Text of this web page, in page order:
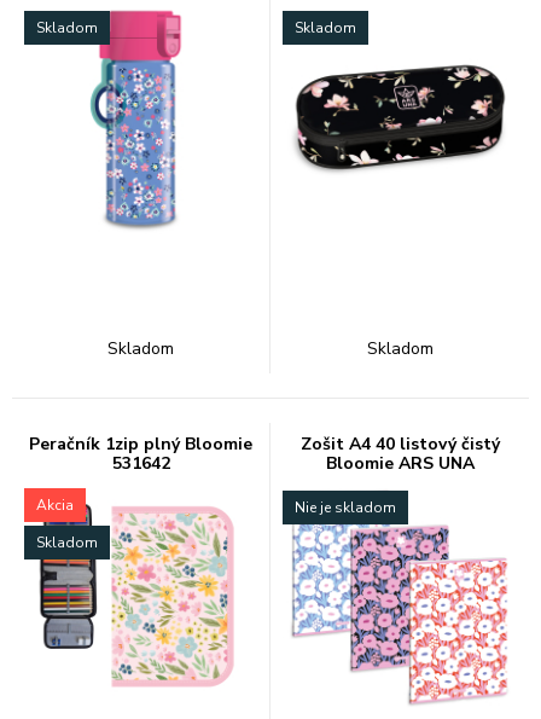
Skladom
Skladom
Skladom
Skladom
Peračník 1zip plný Bloomie
531642
Akcia
Skladom
Zošit A4 40 listový čistý
Bloomie ARS UNA
Nie je skladom